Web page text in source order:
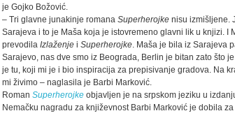
je Gojko Božović.
– Tri glavne junakinje romana Superherojke nisu izmišljene.
Sarajeva i to je Maša koja je istovremeno glavni lik u knjizi. I
prevodila Izlaženje i Superherojke. Maša je bila iz Sarajeva
Sarajevo, nas dve smo iz Beograda, Berlin je bitan zato što
je tu, koji mi je i bio inspiracija za prepisivanje gradova. Na
mi živimo – naglasila je Barbi Marković.
Roman Superherojke objavljen je na srpskom jeziku u
Nemačku nagradu za književnost Barbi Marković je dobila